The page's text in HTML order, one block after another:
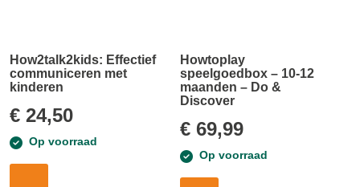
How2talk2kids: Effectief
communiceren met
kinderen
€ 24,50
Op voorraad
Howtoplay
speelgoedbox – 10-12
maanden – Do &
Discover
€ 69,99
Op voorraad